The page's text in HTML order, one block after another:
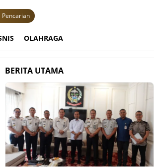
Pencarian
OLAHRAGA
BERITA UTAMA